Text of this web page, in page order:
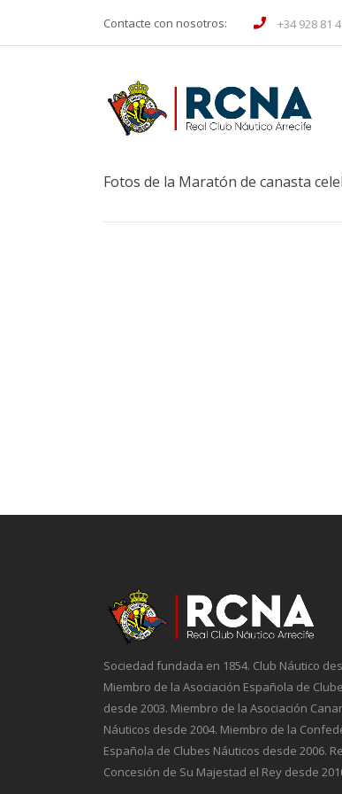
Contacte con nosotros: +34 928 81
Fotos de la Maratón de canasta
Sociedad fundada en 1854. Club Náutico
Miembro de la Asociación Española de
desde 2003. Miembro de la Asociación
Náuticos desde 2004. Miembro de la
Española de Clubes Náuticos desde 2006.
Concesión de Su Majestad el Rey desde